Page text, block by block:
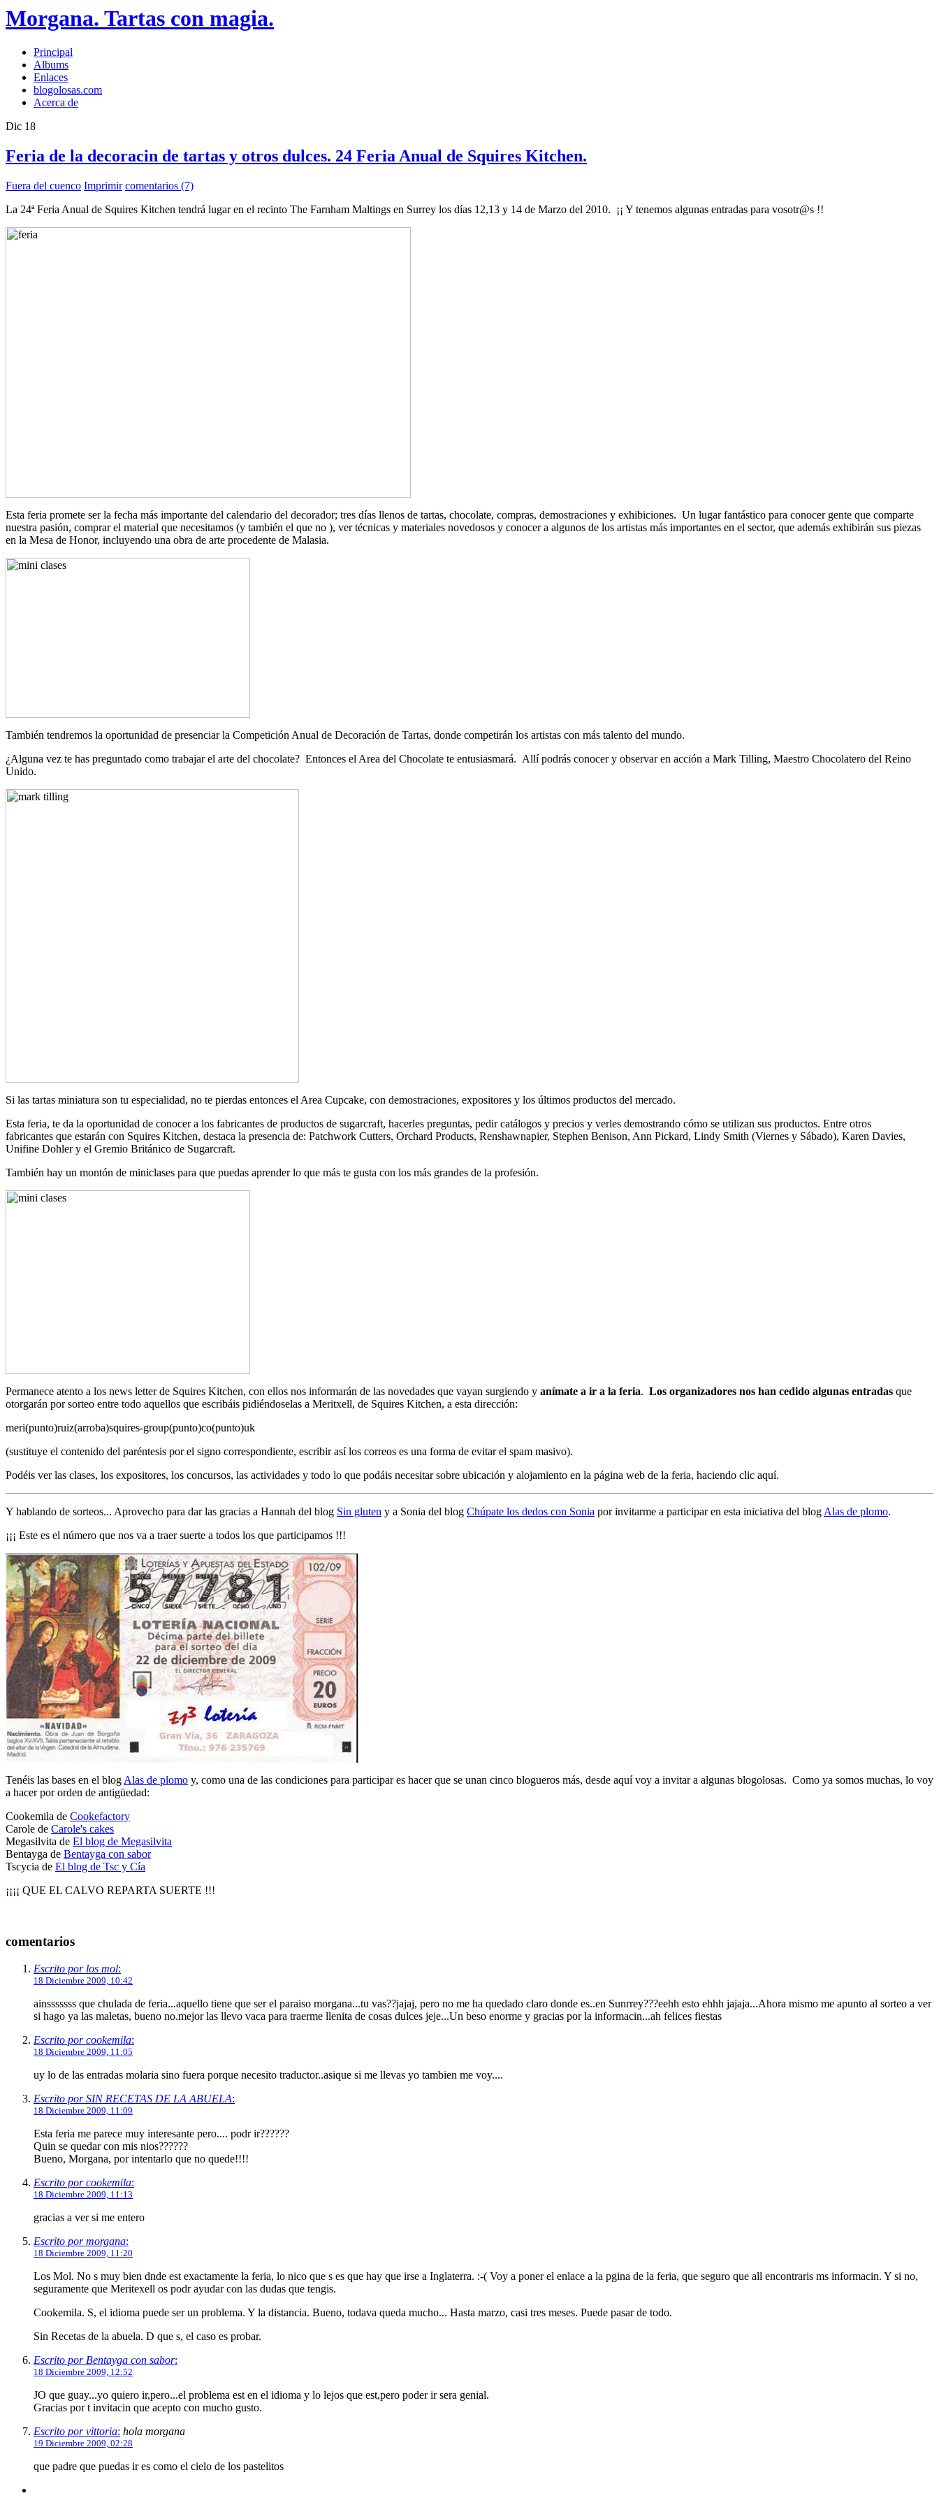
Morgana. Tartas con magia.
Principal
Albums
Enlaces
blogolosas.com
Acerca de
Dic 18
Feria de la decoracin de tartas y otros dulces. 24 Feria Anual de Squires Kitchen.
Fuera del cuenco Imprimir comentarios (7)
La 24ª Feria Anual de Squires Kitchen tendrá lugar en el recinto The Farnham Maltings en Surrey los días 12,13 y 14 de Marzo del 2010. ¡¡ Y tenemos algunas entradas para vosotr@s !!
Esta feria promete ser la fecha más importante del calendario del decorador; tres días llenos de tartas, chocolate, compras, demostraciones y exhibiciones. Un lugar fantástico para conocer gente que comparte
nuestra pasión, comprar el material que necesitamos (y también el que no ), ver técnicas y materiales novedosos y conocer a algunos de los artistas más importantes en el sector, que además exhibirán sus piezas
en la Mesa de Honor, incluyendo una obra de arte procedente de Malasia.
También tendremos la oportunidad de presenciar la Competición Anual de Decoración de Tartas, donde competirán los artistas con más talento del mundo.
¿Alguna vez te has preguntado como trabajar el arte del chocolate? Entonces el Area del Chocolate te entusiasmará. Allí podrás conocer y observar en acción a Mark Tilling, Maestro Chocolatero del Reino
Unido.
Si las tartas miniatura son tu especialidad, no te pierdas entonces el Area Cupcake, con demostraciones, expositores y los últimos productos del mercado.
Esta feria, te da la oportunidad de conocer a los fabricantes de productos de sugarcraft, hacerles preguntas, pedir catálogos y precios y verles demostrando cómo se utilizan sus productos. Entre otros
fabricantes que estarán con Squires Kitchen, destaca la presencia de: Patchwork Cutters, Orchard Products, Renshawnapier, Stephen Benison, Ann Pickard, Lindy Smith (Viernes y Sábado), Karen Davies,
Unifine Dohler y el Gremio Británico de Sugarcraft.
También hay un montón de miniclases para que puedas aprender lo que más te gusta con los más grandes de la profesión.
Permanece atento a los news letter de Squires Kitchen, con ellos nos informarán de las novedades que vayan surgiendo y anímate a ir a la feria. Los organizadores nos han cedido algunas entradas que
otorgarán por sorteo entre todo aquellos que escribáis pidiéndoselas a Meritxell, de Squires Kitchen, a esta dirección:
meri(punto)ruiz(arroba)squires-group(punto)co(punto)uk
(sustituye el contenido del paréntesis por el signo correspondiente, escribir así los correos es una forma de evitar el spam masivo).
Podéis ver las clases, los expositores, los concursos, las actividades y todo lo que podáis necesitar sobre ubicación y alojamiento en la página web de la feria, haciendo clic aquí.
Y hablando de sorteos... Aprovecho para dar las gracias a Hannah del blog Sin gluten y a Sonia del blog Chúpate los dedos con Sonia por invitarme a participar en esta iniciativa del blog Alas de plomo.
¡¡¡ Este es el número que nos va a traer suerte a todos los que participamos !!!
Tenéis las bases en el blog Alas de plomo y, como una de las condiciones para participar es hacer que se unan cinco blogueros más, desde aquí voy a invitar a algunas blogolosas. Como ya somos muchas, lo voy
a hacer por orden de antigüedad:
Cookemila de Cookefactory
Carole de Carole's cakes
Megasilvita de El blog de Megasilvita
Bentayga de Bentayga con sabor
Tscycia de El blog de Tsc y Cía
¡¡¡¡ QUE EL CALVO REPARTA SUERTE !!!
comentarios
Escrito por los mol:
18 Diciembre 2009, 10:42
ainsssssss que chulada de feria...aquello tiene que ser el paraiso morgana...tu vas??jajaj, pero no me ha quedado claro donde es..en Sunrrey???eehh esto ehhh jajaja...Ahora mismo me apunto al sorteo a ver
si hago ya las maletas, bueno no.mejor las llevo vaca para traerme llenita de cosas dulces jeje...Un beso enorme y gracias por la informacin...ah felices fiestas
Escrito por cookemila:
18 Diciembre 2009, 11:05
uy lo de las entradas molaria sino fuera porque necesito traductor..asique si me llevas yo tambien me voy....
Escrito por SIN RECETAS DE LA ABUELA:
18 Diciembre 2009, 11:09
Esta feria me parece muy interesante pero.... podr ir??????
Quin se quedar con mis nios??????
Bueno, Morgana, por intentarlo que no quede!!!!
Escrito por cookemila:
18 Diciembre 2009, 11:13
gracias a ver si me entero
Escrito por morgana:
18 Diciembre 2009, 11:20
Los Mol. No s muy bien dnde est exactamente la feria, lo nico que s es que hay que irse a Inglaterra. :-( Voy a poner el enlace a la pgina de la feria, que seguro que all encontraris ms informacin. Y si no,
seguramente que Meritexell os podr ayudar con las dudas que tengis.
Cookemila. S, el idioma puede ser un problema. Y la distancia. Bueno, todava queda mucho... Hasta marzo, casi tres meses. Puede pasar de todo.
Sin Recetas de la abuela. D que s, el caso es probar.
Escrito por Bentayga con sabor:
18 Diciembre 2009, 12:52
JO que guay...yo quiero ir,pero...el problema est en el idioma y lo lejos que est,pero poder ir sera genial.
Gracias por t invitacin que acepto con mucho gusto.
Escrito por vittoria: hola morgana
19 Diciembre 2009, 02:28
que padre que puedas ir es como el cielo de los pastelitos